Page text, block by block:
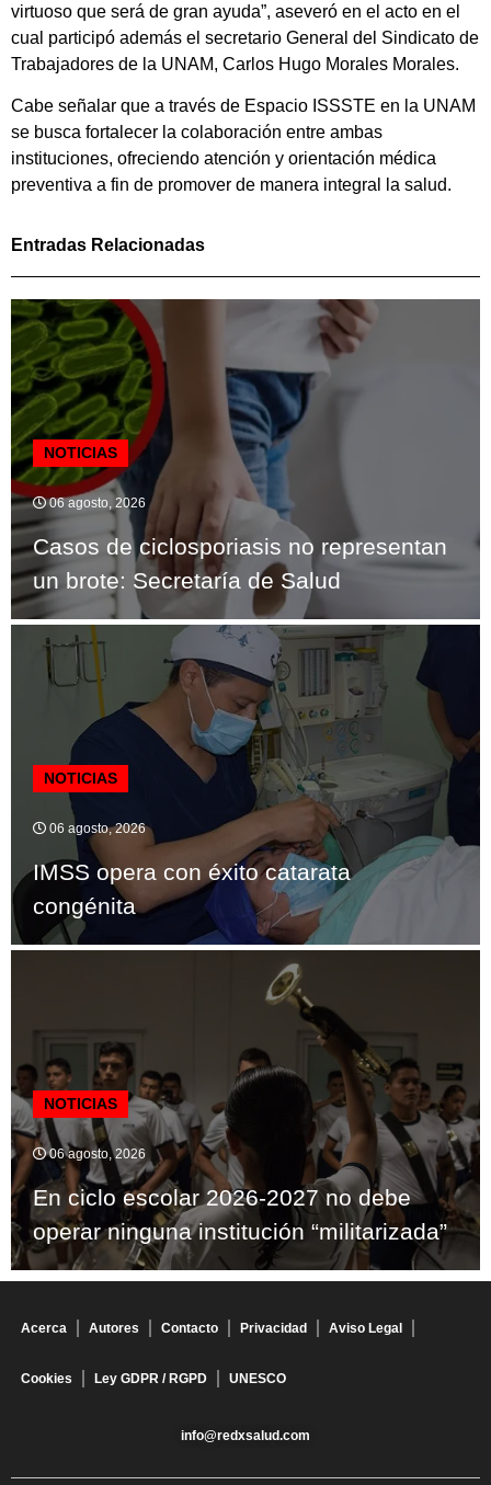
virtuoso que será de gran ayuda”, aseveró en el acto en el
cual participó además el secretario General del Sindicato de
Trabajadores de la UNAM, Carlos Hugo Morales Morales.
Cabe señalar que a través de Espacio ISSSTE en la UNAM
se busca fortalecer la colaboración entre ambas
instituciones, ofreciendo atención y orientación médica
preventiva a fin de promover de manera integral la salud.
Entradas Relacionadas
NOTICIAS
06 agosto, 2026
Casos de ciclosporiasis no representan
un brote: Secretaría de Salud
NOTICIAS
06 agosto, 2026
IMSS opera con éxito catarata
congénita
NOTICIAS
06 agosto, 2026
En ciclo escolar 2026-2027 no debe
operar ninguna institución “militarizada”
Acerca Autores Contacto Privacidad Aviso Legal
Cookies Ley GDPR / RGPD UNESCO
info@redxsalud.com